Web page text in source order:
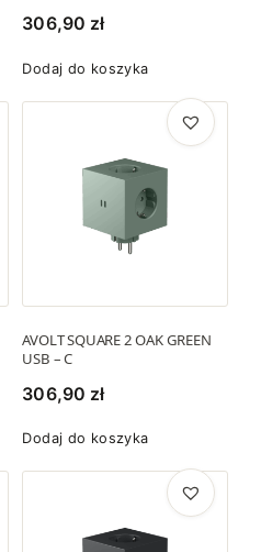
306,90 zł
Dodaj do koszyka
AVOLT SQUARE 2 OAK GREEN
USB – C
306,90 zł
Dodaj do koszyka